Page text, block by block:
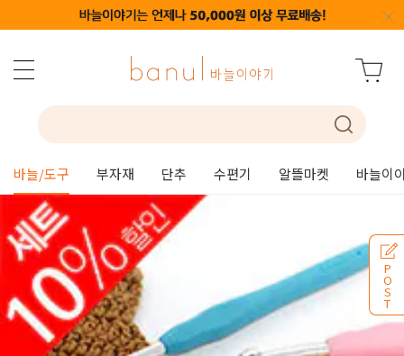
바늘/도구 부자재 단추 수편기 알뜰마켓 바늘이
P
O
S
T